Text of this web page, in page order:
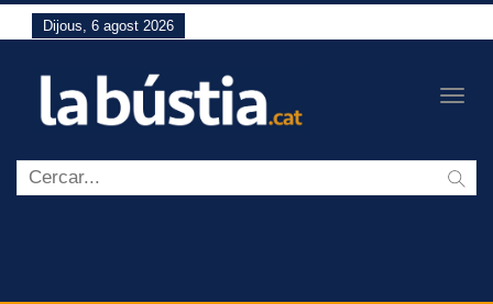
Dijous, 6 agost 2026